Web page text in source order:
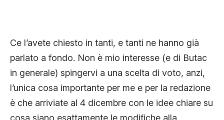
CLIMA ED ENERGIA
CONTATTI
Ce l’avete chiesto in tanti, e tanti ne hanno già
parlato a fondo. Non è mio interesse (e di Butac
in generale) spingervi a una scelta di voto, anzi,
l’unica cosa importante per me e per la redazione
è che arriviate al 4 dicembre con le idee chiare su